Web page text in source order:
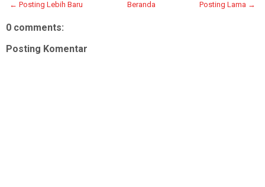
← Posting Lebih Baru Posting Lama →
Beranda
0 comments:
Posting Komentar